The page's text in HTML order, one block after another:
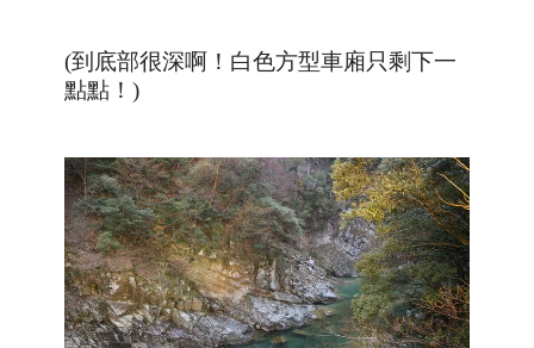
(到底部很深啊！白色方型車廂只剩下一
點點！)